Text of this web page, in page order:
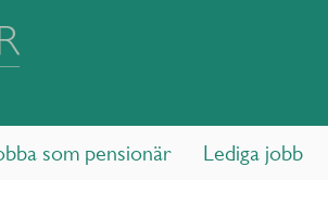
som pensionär Lediga jobb